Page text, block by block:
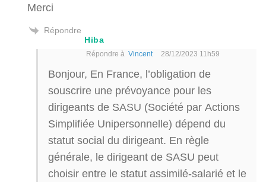
Merci
Répondre
Hiba
Répondre à Vincent 28/12/2023 11h59
Bonjour, En France, l’obligation de
souscrire une prévoyance pour les
dirigeants de SASU (Société par Actions
Simplifiée Unipersonnelle) dépend du
statut social du dirigeant. En règle
générale, le dirigeant de SASU peut
choisir entre le statut assimilé-salarié et le